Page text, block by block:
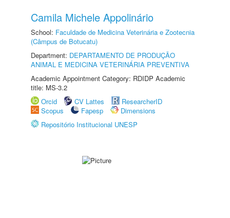
Camila Michele Appolinário
School: Faculdade de Medicina Veterinária e Zootecnia
(Câmpus de Botucatu)
Department: DEPARTAMENTO DE PRODUÇÃO
ANIMAL E MEDICINA VETERINÁRIA PREVENTIVA
Academic Appointment Category: RDIDP Academic
title: MS-3.2
Orcid
CV Lattes
ResearcherID
Scopus
Fapesp
Dimensions
Repositório Institucional UNESP